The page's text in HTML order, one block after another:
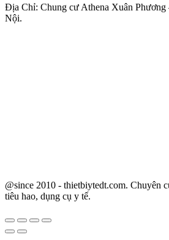
Địa Chỉ: Chung cư Athena Xuân
Nội.
@since 2010 - thietbiytedt.com. Chuyên
tiêu hao, dụng cụ y tế.